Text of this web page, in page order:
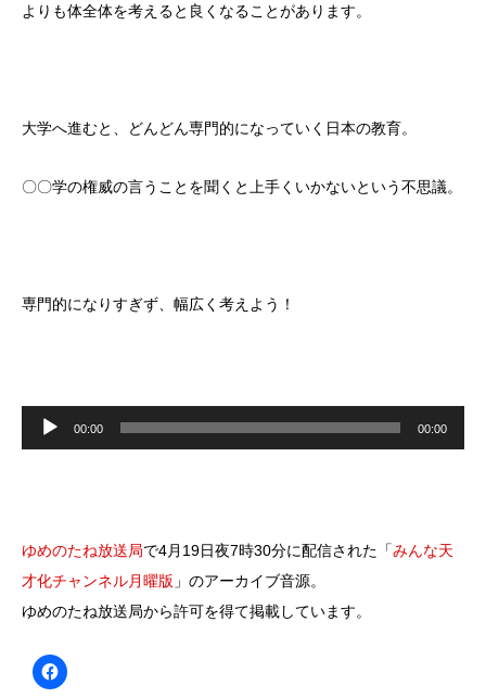
よりも体全体を考えると良くなることがあります。
大学へ進むと、どんどん専門的になっていく日本の教育。
〇〇学の権威の言うことを聞くと上手くいかないという不思議。
専門的になりすぎず、幅広く考えよう！
00:00 00:00
ゆめのたね放送局で4月19日夜7時30分に配信された「みんな天
才化チャンネル月曜版 」のアーカイブ音源。
ゆめのたね放送局から許可を得て掲載しています。